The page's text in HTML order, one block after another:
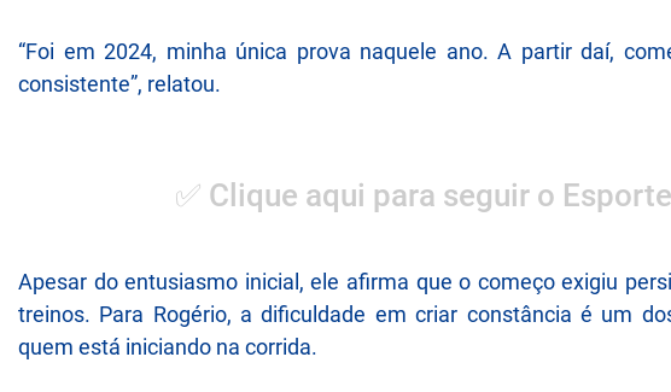
“Foi em 2024, minha única prova naquele ano. A partir daí,
consistente”, relatou.
✅ Clique aqui para seguir o
Apesar do entusiasmo inicial, ele afirma que o começo exigiu
treinos. Para Rogério, a dificuldade em criar constância é um
quem está iniciando na corrida.